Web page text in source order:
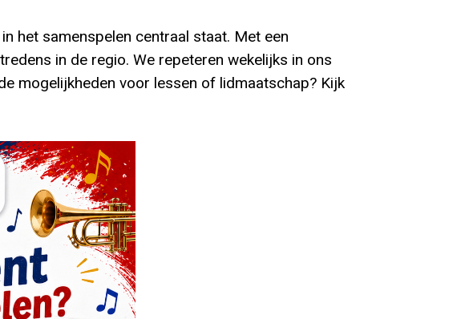
het samenspelen centraal staat. Met een
in de regio. We repeteren wekelijks in ons
mogelijkheden voor lessen of lidmaatschap? Kijk